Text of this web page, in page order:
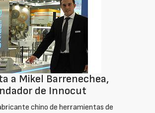
a Mikel Barrenechea,
de Innocut
chino de herramientas de